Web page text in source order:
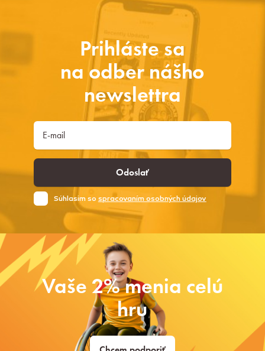
Prihláste sa
na odber nášho
newslettra
Odoslať
Súhlasim so spracovaním osobných údajov
Vaše 2% menia celú
hru